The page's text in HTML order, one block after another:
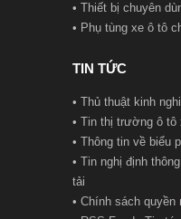
• Thiết bị chuyên
• Phụ tùng xe ô tô
TIN TỨC
• Thủ thuật kinh
• Tin thị trường ô tô
• Thông tin về biểu
• Tin nghị định
tải
• Chính sách quyền